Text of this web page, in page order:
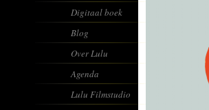
Digitaal boek
Blog
Over Lulu
Agenda
Lulu Filmstudio